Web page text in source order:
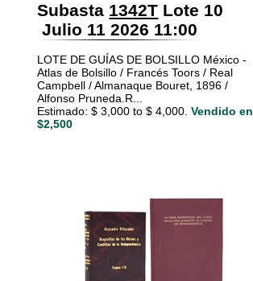
Subasta 1342T Lote 10
Julio 11 2026 11:00
LOTE DE GUÍAS DE BOLSILLO México -
Atlas de Bolsillo / Francés Toors / Real
Campbell / Almanaque Bouret, 1896 /
Alfonso Pruneda.R...
Estimado: $ 3,000 to $ 4,000. Vendido en
$2,500